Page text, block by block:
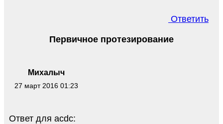
Ответить
Михалыч
27 март 2016 01:23
Первичное протезирование
Ответ для acdc: